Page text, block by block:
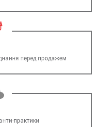
перед продажем
практики